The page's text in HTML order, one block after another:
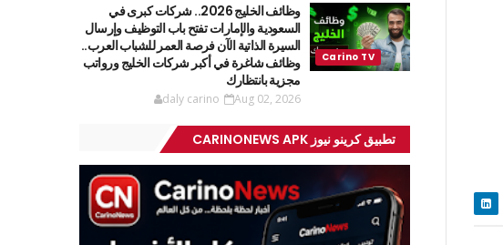
وظائف الخليج 2026.. شركات كبرى في
السعودية والإمارات تفتح باب التوظيف وإرسال
السيرة الذاتية الآن فرصة العمر للشباب العرب..
وظائف شاغرة في أكبر شركات الخليج ورواتب
مجزية بانتظارك
daly carino Aug 02, 2026
تطبيق كرينو نيوز CARINONEWS APK